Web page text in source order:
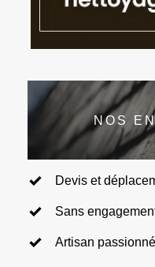
NOS
Devis et
Sans
Artisan passionné